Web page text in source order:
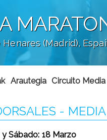
Henares (Madrid),
Arautegia Circuito
-
Sábado: 18 Marzo